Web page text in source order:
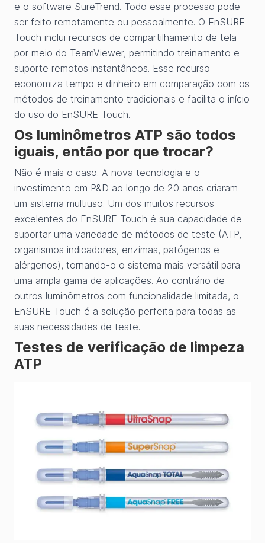
e o software SureTrend. Todo esse processo pode
ser feito remotamente ou pessoalmente. O EnSURE
Touch inclui recursos de compartilhamento de tela
por meio do TeamViewer, permitindo treinamento e
suporte remotos instantâneos. Esse recurso
economiza tempo e dinheiro em comparação com os
métodos de treinamento tradicionais e facilita o início
do uso do EnSURE Touch.
Os luminômetros ATP são todos
iguais, então por que trocar?
Não é mais o caso. A nova tecnologia e o
investimento em P&D ao longo de 20 anos criaram
um sistema multiuso. Um dos muitos recursos
excelentes do EnSURE Touch é sua capacidade de
suportar uma variedade de métodos de teste (ATP,
organismos indicadores, enzimas, patógenos e
alérgenos), tornando-o o sistema mais versátil para
uma ampla gama de aplicações. Ao contrário de
outros luminômetros com funcionalidade limitada, o
EnSURE Touch é a solução perfeita para todas as
suas necessidades de teste.
Testes de verificação de limpeza
ATP